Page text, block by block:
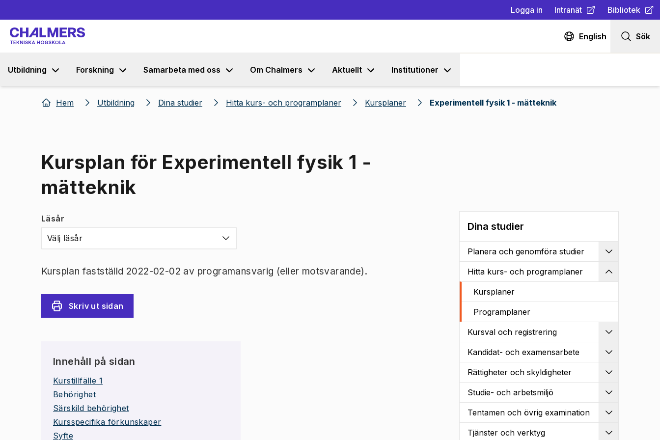
Logga in Intranät
(Öppnas i ny flik)
Bibliotek
(Öppnas i ny
English Sök
Utbildning Forskning Samarbeta med oss Om Chalmers Aktuellt Institutioner
Hem Utbildning Dina studier Hitta kurs- och programplaner Kursplaner Experimentell fysik 1 - mätteknik
Kursplan för Experimentell fysik 1 -
mätteknik
Läsår
Välj läsår
Kursplan fastställd 2022-02-02 av programansvarig (eller motsvarande).
Skriv ut sidan
Innehåll på sidan
Kurstillfälle 1
Behörighet
Särskild behörighet
Kursspecifika förkunskaper
Syfte
Dina studier
Planera och genomföra studier
Hitta kurs- och programplaner
Kursplaner
Programplaner
Kursval och registrering
Kandidat- och examensarbete
Rättigheter och skyldigheter
Studie- och arbetsmiljö
Tentamen och övrig examination
Tjänster och verktyg